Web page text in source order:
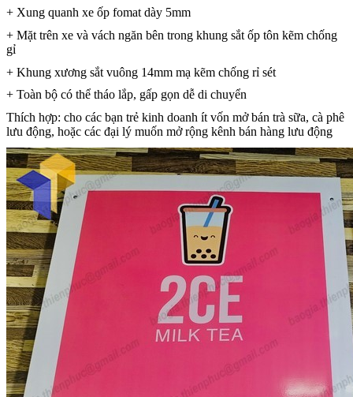
+ Xung quanh xe ốp fomat dày 5mm
+ Mặt trên xe và vách ngăn bên trong khung sắt ốp tôn kẽm chống
gỉ
+ Khung xương sắt vuông 14mm mạ kẽm chống rỉ sét
+ Toàn bộ có thể tháo lắp, gấp gọn dễ di chuyển
Thích hợp: cho các bạn trẻ kinh doanh ít vốn mở bán trà sữa, cà phê
lưu động, hoặc các đại lý muốn mở rộng kênh bán hàng lưu động